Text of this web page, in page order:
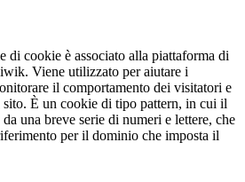
di cookie è associato alla piattaforma di
Viene utilizzato per aiutare i
il comportamento dei visitatori e
sito. È un cookie di tipo pattern, in cui il
una breve serie di numeri e lettere, che
per il dominio che imposta il